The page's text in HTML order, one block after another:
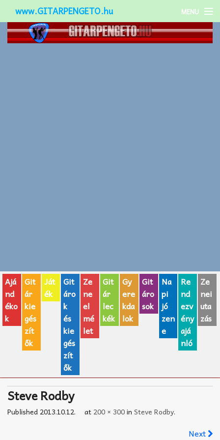
www.GITARPENGETO.hu MENU
Népszerű-
AJÁNDÉK ÖTLETEK
Vicces
GITÁR MÁRKÁK
TOP100 nóta
Zeneiskolák
Ajá
nd
éko
k
Git
ár
kie
gés
zít
ők
Ját
ék
Git
áro
k
és
kie
gés
zít
ők
Ze
ne
el
mé
let
Git
ár
lec
kék
Gy
ere
kda
lok
Git
áro
sok
Na
pi
jó
zen
e
Re
nd
ezv
ény
ajá
nló
Ze
nei
uta
zás
Steve Rodby
Published 2013.10.12. at 200 × 300in Steve Rodby.
Next